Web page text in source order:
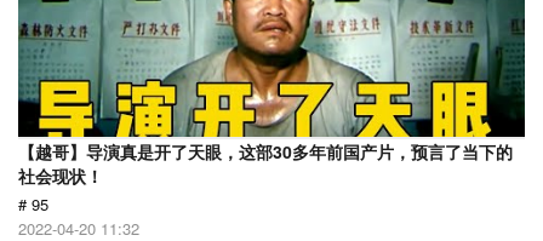
【越哥】导演真是开了天眼，这部30多年前国产片，预言了当下的
社会现状！
# 95
2022-04-20 11:32